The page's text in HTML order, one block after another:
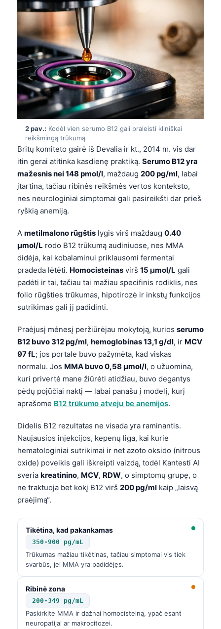
2 pav.: Kodėl vien serumo B12 gali praleisti kliniškai
reikšmingą trūkumą
Britų komiteto gairė iš Devalia ir kt., 2014 m. vis dar
itin gerai atitinka kasdienę praktiką. Serumo B12 yra
mažesnis nei 148 pmol/l, maždaug 200 pg/ml, labai
įtartina, tačiau ribinės reikšmės vertos konteksto,
nes neurologiniai simptomai gali pasireikšti dar prieš
ryškią anemiją.
A metilmalono rūgštis lygis virš maždaug 0.40
µmol/L rodo B12 trūkumą audiniuose, nes MMA
didėja, kai kobalaminui priklausomi fermentai
pradeda lėtėti. Homocisteinas virš 15 µmol/L gali
padėti ir tai, tačiau tai mažiau specifinis rodiklis, nes
folio rūgšties trūkumas, hipotirozė ir inkstų funkcijos
sutrikimas gali jį padidinti.
Praėjusį mėnesį peržiūrėjau mokytoją, kurios serumo
B12 buvo 312 pg/ml, hemoglobinas 13,1 g/dl, ir MCV
97 fL; jos portale buvo pažymėta, kad viskas
normalu. Jos MMA buvo 0,58 µmol/l, o užuomina,
kuri privertė mane žiūrėti atidžiau, buvo degantys
pėdų pojūčiai naktį — labai panašu į modelį, kurį
aprašome B12 trūkumo atveju be anemijos.
Didelis B12 rezultatas ne visada yra raminantis.
Naujausios injekcijos, kepenų liga, kai kurie
hematologiniai sutrikimai ir net azoto oksido (nitrous
oxide) poveikis gali iškreipti vaizdą, todėl Kantesti AI
sveria kreatinino, MCV, RDW, o simptomų grupę, o
ne traktuoja bet kokį B12 virš 200 pg/ml kaip „laisvą
praėjimą“.
Tikėtina, kad pakankamas
350-900 pg/mL
Trūkumas mažiau tikėtinas, tačiau simptomai vis tiek
svarbūs, jei MMA yra padidėjęs.
Ribinė zona
200-349 pg/mL
Paskirkite MMA ir dažnai homocisteiną, ypač esant
neuropatijai ar makrocitozei.